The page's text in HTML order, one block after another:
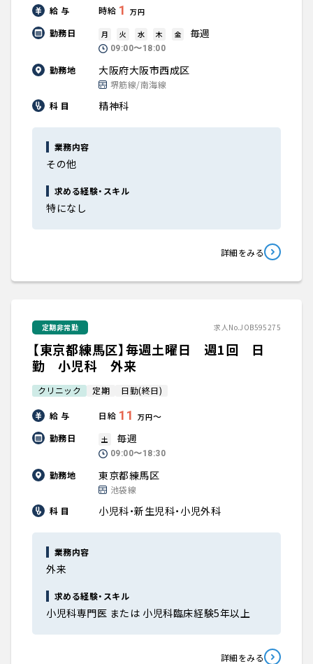
給 与 時給 1 万円
勤務日 月 火 水 木 金 毎週
09:00〜18:00
勤務地 大阪府大阪市西成区
堺筋線/南海線
科 目
精神科
業務内容
その他
求める経験・スキル
特になし
詳細をみる
定期非常勤 求人No.JOB595275
【東京都練馬区】毎週土曜日 週1回 日
勤 小児科 外来
クリニック 定期 日勤(終日)
給 与 日給 11 万円〜
勤務日
土 毎週
09:00〜18:30
勤務地 東京都練馬区
池袋線
科 目
小児科・新生児科・小児外科
業務内容
外来
求める経験・スキル
小児科専門医 または 小児科臨床経験5年以上
詳細をみる